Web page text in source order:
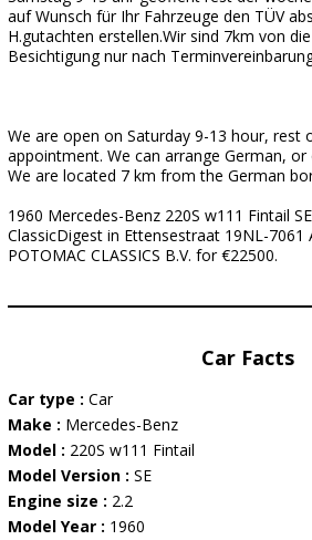
auf Wunsch für Ihr Fahrzeuge den TÜV
H.gutachten erstellen.Wir sind 7km von
Besichtigung nur nach
We are open on Saturday 9-13 hour, rest
appointment. We can arrange German,
We are located 7 km from the German
1960 Mercedes-Benz 220S w111 Fintail
ClassicDigest in Ettensestraat 19NL-7061
POTOMAC CLASSICS B.V. for €22500.
Car Facts
Car type : Car
Make : Mercedes-Benz
Model : 220S w111 Fintail
Model Version : SE
Engine size : 2.2
Model Year : 1960